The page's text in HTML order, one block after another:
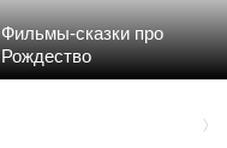
Фильмы-сказки про
Рождество